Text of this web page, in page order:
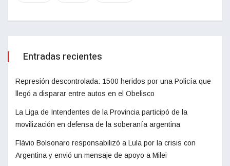
Entradas recientes
Represión descontrolada: 1500 heridos por una Policía que
llegó a disparar entre autos en el Obelisco
La Liga de Intendentes de la Provincia participó de la
movilización en defensa de la soberanía argentina
Flávio Bolsonaro responsabilizó a Lula por la crisis con
Argentina y envió un mensaje de apoyo a Milei